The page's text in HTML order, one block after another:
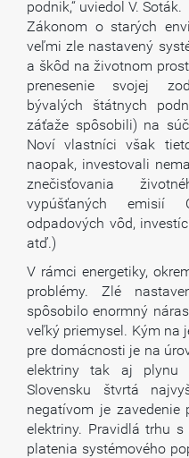
podnik,“ uviedol V. Soták.
Zákonom o starých
veľmi zle nastavený
a škôd na životnom
prenesenie svojej
bývalých štátnych
záťaže spôsobili) na
Noví vlastníci však
naopak, investovali
znečisťovania
vypúšťaných emisií
odpadových vôd,
atď.)
V rámci energetiky,
problémy. Zlé
spôsobilo enormný
veľký priemysel. Kým na
pre domácnosti je na
elektriny tak aj plynu
Slovensku štvrtá
negatívom je zavedenie
elektriny. Pravidlá trhu
platenia systémového